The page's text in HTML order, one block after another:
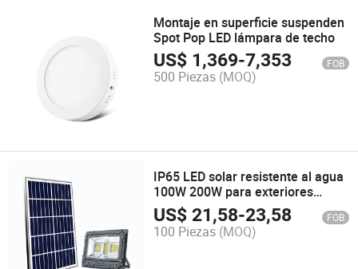
Montaje en superficie suspenden
Spot Pop LED lámpara de techo
US$ 1,369-7,353 FOB
500 Piezas (MOQ)
IP65 LED solar resistente al agua
100W 200W para exteriores
Super Bright Multifunction Luz de
inundación
US$21,58-23,58 FOB
100 Piezas (MOQ)